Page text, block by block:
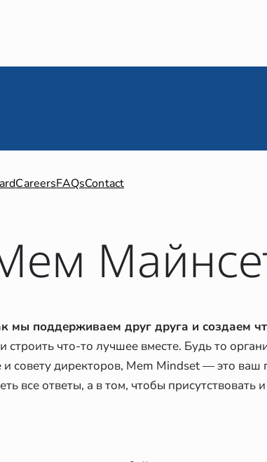
CareersFAQsContact
мы поддерживаем друг друга и создаем
что-то лучшее вместе. Будь то
директоров, Mem Mindset — это ваш
все ответы, а в том, чтобы